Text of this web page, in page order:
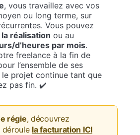
, vous travaillez avec vos
ou long terme, sur
Vous pouvez
réalisation ou au
d’heures par mois.
freelance à la fin de
l’ensemble de ses
projet continue tant que
pas fin. ✔️
régie, découvrez
déroule la facturation ICI